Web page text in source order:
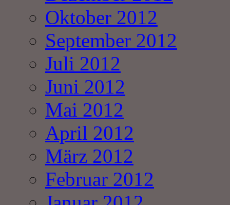
Oktober 2012
September 2012
Juli 2012
Juni 2012
Mai 2012
April 2012
März 2012
Februar 2012